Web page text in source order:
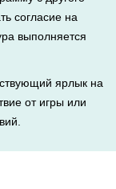
согласие на
выполняется
ярлык на
от игры или